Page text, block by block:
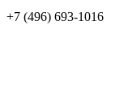
+7 (496) 693-1016